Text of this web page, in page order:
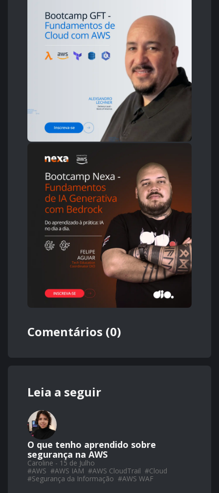
Comentários (0)
Leia a seguir
O que tenho aprendido sobre
segurança na AWS
Caroline - 15 de Julho
#AWS #AWS IAM #AWS CloudTrail #Cloud
#Segurança da Informação #AWS WAF